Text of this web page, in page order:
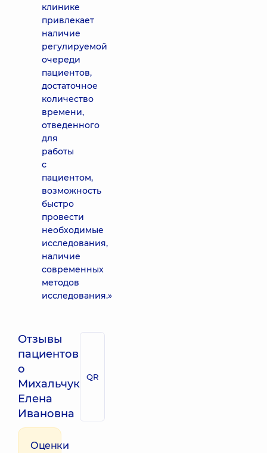
клинике
привлекает
наличие
регулируемой
очереди
пациентов,
достаточное
количество
времени,
отведенного
для
работы
с
пациентом,
возможность
быстро
провести
необходимые
исследования,
наличие
современных
методов
исследования.»
Отзывы
пациентов
о
Михальчук
Елена
Ивановна
QR
Оценки